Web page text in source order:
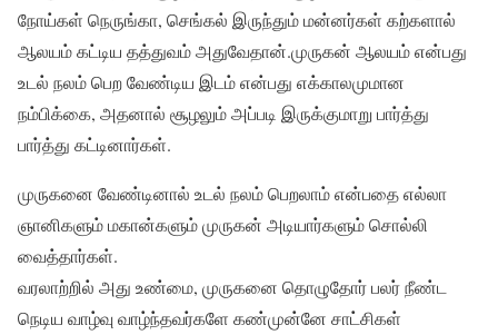
நோய்கள் நெருங்கா, செங்கல் இருந்தும் மன்னர்கள் கற்களால்
ஆலயம் கட்டிய தத்துவம் அதுவேதான்.முருகன் ஆலயம் என்பது
உடல் நலம் பெற வேண்டிய இடம் என்பது எக்காலமுமான
நம்பிக்கை, அதனால் சூழலும் அப்படி இருக்குமாறு பார்த்து
பார்த்து கட்டினார்கள்.
முருகனை வேண்டினால் உடல் நலம் பெறலாம் என்பதை எல்லா
ஞானிகளும் மகான்களும் முருகன் அடியார்களும் சொல்லி
வைத்தார்கள்.
வரலாற்றில் அது உண்மை, முருகனை தொழுதோர் பலர் நீண்ட
நெடிய வாழ்வு வாழ்ந்தவர்களே கண்முன்னே சாட்சிகள்